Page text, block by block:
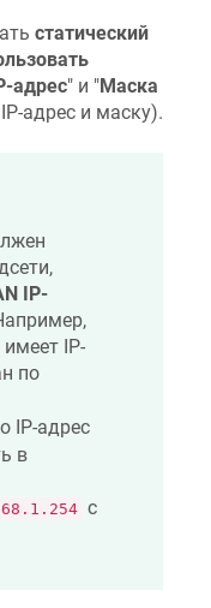
статический
адрес" и "Маска
адрес и маску).
IP-
IP-
по
IP-адрес
в
с